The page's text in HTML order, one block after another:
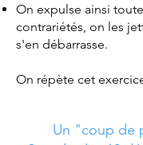
On expulse ainsi
contrariétés, on les
s'en débarrasse.
On répète cet
Un "coup de